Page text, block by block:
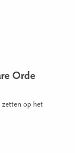
Orde
op het